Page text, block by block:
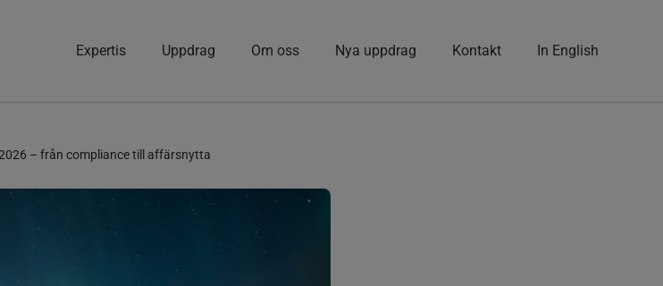
Expertis Uppdrag Om oss Nya uppdrag Kontakt In English
– från compliance till affärsnytta